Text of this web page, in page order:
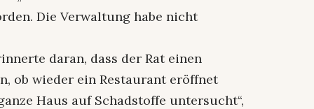
Die Verwaltung habe nicht
daran, dass der Rat einen
ob wieder ein Restaurant eröffnet
Haus auf Schadstoffe untersucht“,